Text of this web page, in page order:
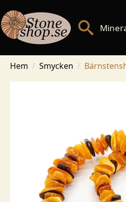
Hem Smycken